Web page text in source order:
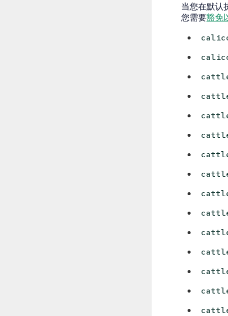
当您在默认
您需要豁免